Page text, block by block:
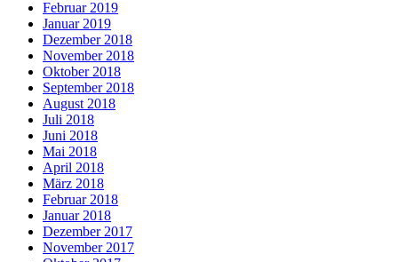
Februar 2019
Januar 2019
Dezember 2018
November 2018
Oktober 2018
September 2018
August 2018
Juli 2018
Juni 2018
Mai 2018
April 2018
März 2018
Februar 2018
Januar 2018
Dezember 2017
November 2017